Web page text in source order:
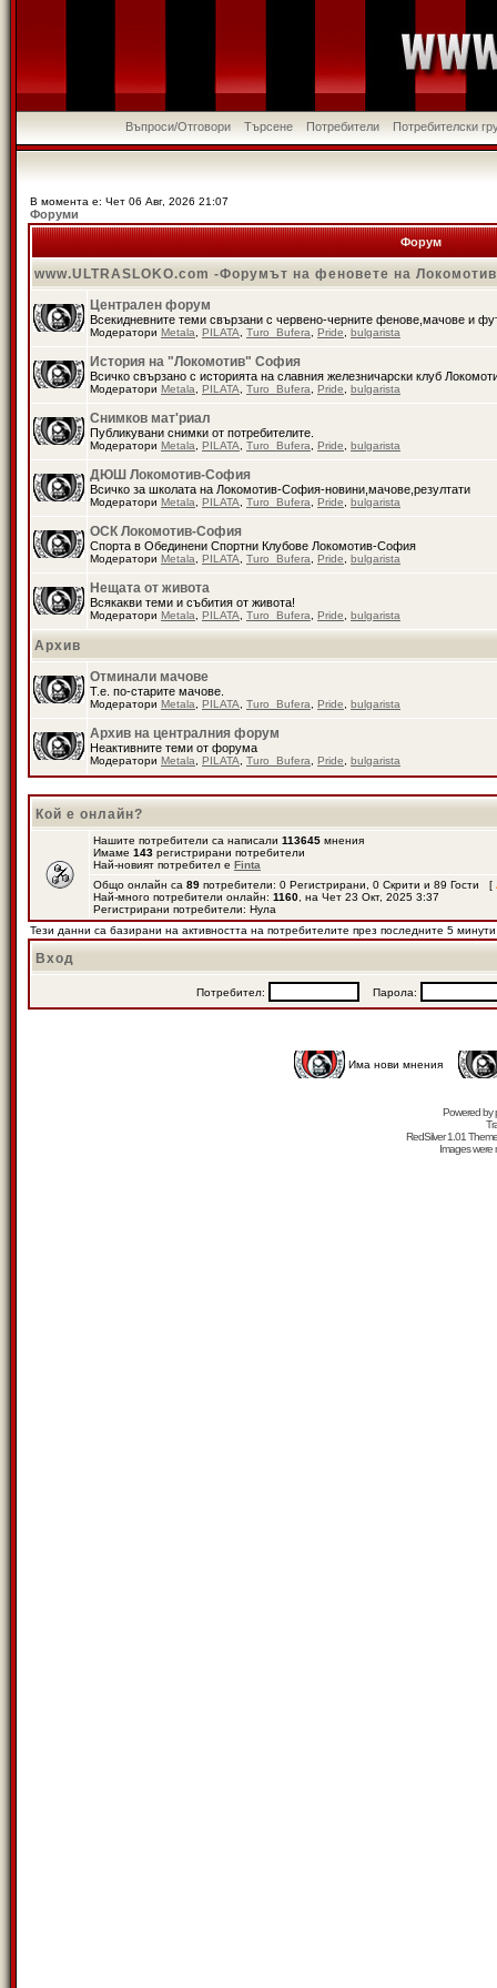
Въпроси/Отговори Търсене Потребители Потребителски
В момента е: Чет 06 Авг, 2026 21:07
Форуми
Форум
www.ULTRASLOKO.com -Форумът на феновете на
Централен форум
Всекидневните теми свързани с червено-черните фенове,мачове и
Модератори Metala PILATA Turo_Bufera Pride bulgarista
История на "Локомотив" София
Всичко свързано с историята на славния железничарски клуб
Модератори Metala PILATA Turo_Bufera Pride bulgarista
Снимков мат'риал
Публикувани снимки от потребителите.
Модератори Metala PILATA Turo_Bufera Pride bulgarista
ДЮШ Локомотив-София
Всичко за школата на Локомотив-София-новини,мачове,резултати
Модератори Metala PILATA Turo_Bufera Pride bulgarista
ОСК Локомотив-София
Спорта в Обединени Спортни Клубове Локомотив-София
Модератори Metala PILATA Turo_Bufera Pride bulgarista
Нещата от живота
Всякакви теми и събития от живота!
Модератори Metala PILATA Turo_Bufera Pride bulgarista
Архив
Отминали мачове
Т.е. по-старите мачове.
Модератори Metala PILATA Turo_Bufera Pride bulgarista
Архив на централния форум
Неактивните теми от форума
Модератори Metala PILATA Turo_Bufera Pride bulgarista
Кой е онлайн?
Нашите потребители са написали 113645 мнения
Имаме 143 регистрирани потребители
Най-новият потребител е Finta
Общо онлайн са 89 потребители: 0 Регистрирани, 0 Скрити и 89 Гости [
Най-много потребители онлайн: 1160 , на Чет 23 Окт, 2025 3:37
Регистрирани потребители: Нула
Тези данни са базирани на активността на потребителите през последните 5 минути
Вход
Потребител: Парола:
Има нови мнения
Powered by
RedSilver 1.01
Images were